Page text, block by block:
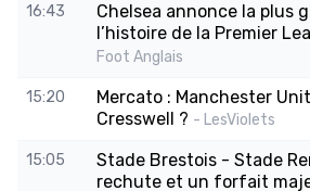
16:43
Chelsea annonce la plus
l’histoire de la Premier
Foot Anglais
15:20
Mercato : Manchester
Cresswell ? - LesViolets
15:05
Stade Brestois - Stade
rechute et un forfait